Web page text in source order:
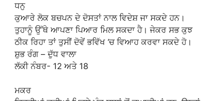
ਧਨੁ
ਕੁਆਰੇ ਲੋਕ ਬਚਪਨ ਦੇ ਦੋਸਤਾਂ ਨਾਲ ਵਿਦੇਸ਼ ਜਾ ਸਕਦੇ ਹਨ।
ਤੁਹਾਨੂੰ ਉੱਥੇ ਆਪਣਾ ਪਿਆਰ ਮਿਲ ਸਕਦਾ ਹੈ। ਜੇਕਰ ਸਭ ਕੁਝ
ਠੀਕ ਰਿਹਾ ਤਾਂ ਤੁਸੀਂ ਦੋਵੇਂ ਭਵਿੱਖ ‘ਚ ਵਿਆਹ ਕਰਵਾ ਸਕਦੇ ਹੋ।
ਸ਼ੁਭ ਰੰਗ – ਦੁੱਧ ਵਾਲਾ
ਲੱਕੀ ਨੰਬਰ- 12 ਅਤੇ 18
ਮਕਰ